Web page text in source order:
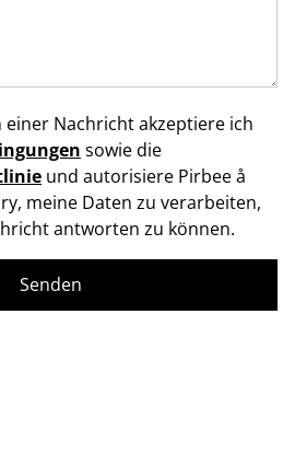
einer Nachricht akzeptiere ich
sowie die
und autorisiere Pirbee å
meine Daten zu verarbeiten,
antworten zu können.
Senden